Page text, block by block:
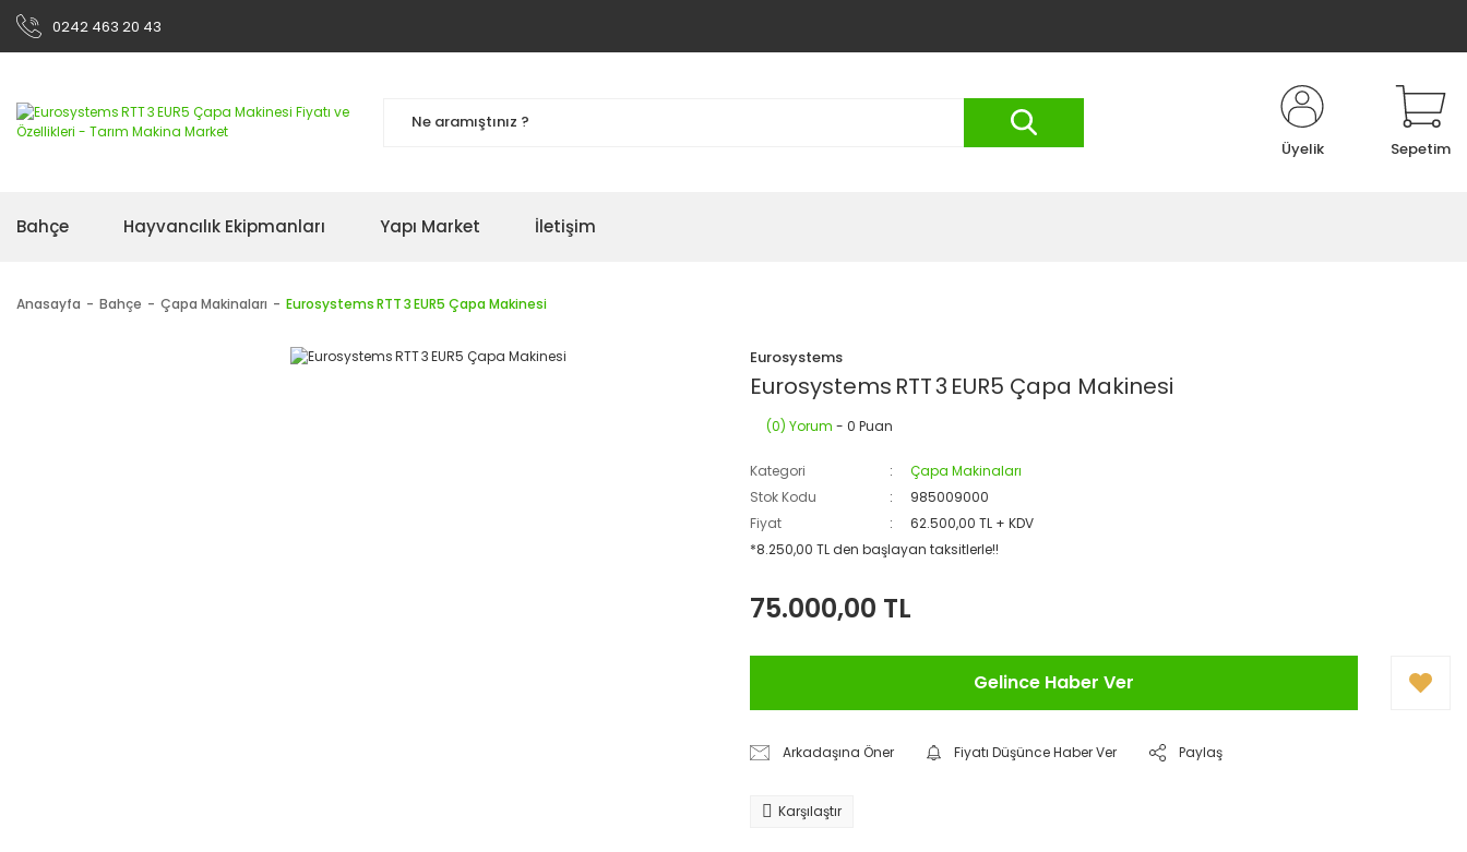
0242 463 20 43
Üyelik Sepetim
Bahçe Hayvancılık Ekipmanları Yapı Market İletişim
Anasayfa Bahçe Çapa Makinaları Eurosystems RTT 3 EUR5 Çapa Makinesi
Eurosystems
Eurosystems RTT 3 EUR5 Çapa Makinesi
(0) Yorum - 0 Puan
Kategori
Çapa Makinaları
Stok Kodu
985009000
Fiyat
62.500,00 TL + KDV
*8.250,00 TL den başlayan taksitlerle!!
75.000,00 TL
Gelince Haber Ver
Arkadaşına Öner Fiyatı Düşünce Haber Ver Paylaş
Karşılaştır